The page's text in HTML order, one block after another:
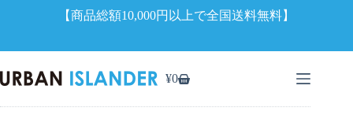
【商品総額10,000円以上で全国送料無料】
ン
ン
シ
¥0